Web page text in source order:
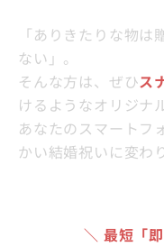
「ありきたりな物
ない」。
そんな方は、ぜひス
けるようなオリジナ
あなたのスマートフ
かい結婚祝いに変わ
＼ 最短「